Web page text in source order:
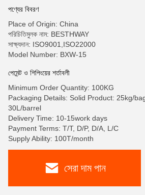
পণ্যের বিবরণ
Place of Origin: China
পরিচিতিমুলক নাম: BESTHWAY
সাক্ষ্যদান: ISO9001,ISO22000
Model Number: BXW-15
পেমেন্ট ও শিপিংয়ের শর্তাবলী
Minimum Order Quantity: 100KG
Packaging Details: Solid Product: 25kg/
30L/barrel
Delivery Time: 10-15work days
Payment Terms: T/T, D/P, D/A, L/C
Supply Ability: 100T/month
সেরা দাম পান